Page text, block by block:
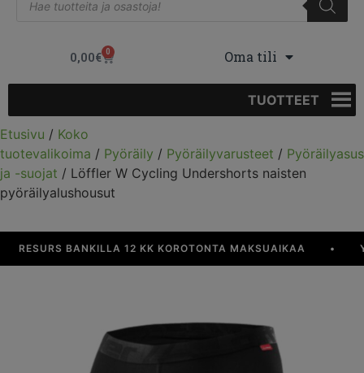
0,00€ 0 Oma tili
TUOTTEET
Etusivu / Koko
tuotevalikoima / Pyöräily / Pyöräilyvarusteet /
ja -suojat / Löffler W Cycling Undershorts naisten
pyöräilyalushousut
BANKILLA 12 KK KOROTONTA MAKSUAIKAA